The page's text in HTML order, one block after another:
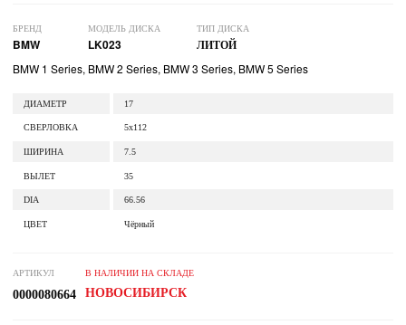
БРЕНД
BMW
МОДЕЛЬ ДИСКА
LK023
ТИП ДИСКА
ЛИТОЙ
BMW 1 Series, BMW 2 Series, BMW 3 Series, BMW 5 Series
ДИАМЕТР 17
СВЕРЛОВКА 5x112
ШИРИНА 7.5
ВЫЛЕТ 35
DIA 66.56
ЦВЕТ Чёрный
АРТИКУЛ
0000080664
В НАЛИЧИИ НА СКЛАДЕ
НОВОСИБИРСК